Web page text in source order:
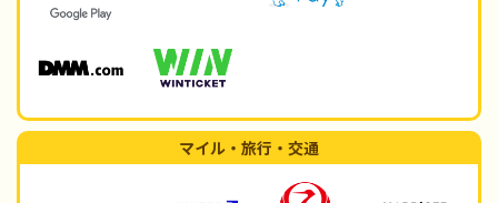
マイル・旅行・交通